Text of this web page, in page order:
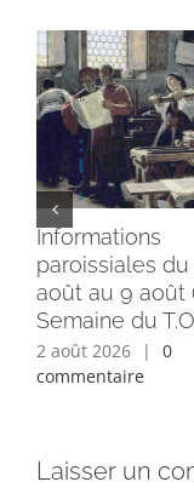
Informations
paroissiales du
août au 9 août
Semaine du
2 août 2026 |
0
commentaire
Laisser un